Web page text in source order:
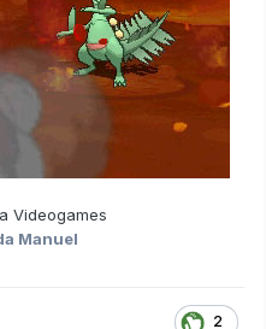
Videogames
Manuel
2